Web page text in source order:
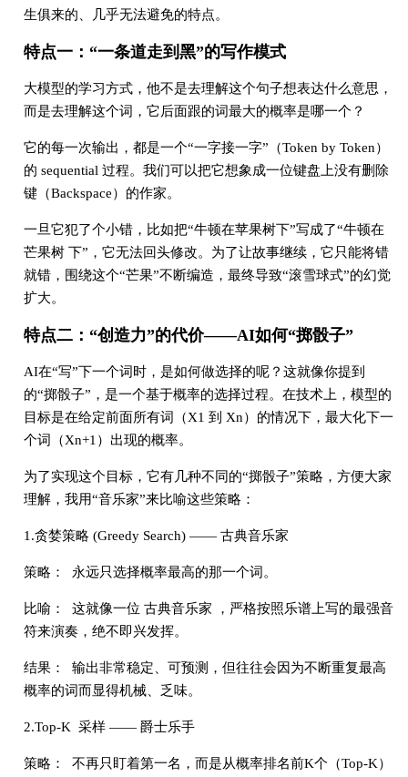
生俱来的、几乎无法避免的特点。
特点一：“一条道走到黑”的写作模式
大模型的学习方式，他不是去理解这个句子想表达什么意思，
而是去理解这个词，它后面跟的词最大的概率是哪一个？
它的每一次输出，都是一个“一字接一字”（Token by Token）
的 sequential 过程。我们可以把它想象成一位键盘上没有删除
键（Backspace）的作家。
一旦它犯了个小错，比如把“牛顿在苹果树下”写成了“牛顿在
芒果树 下”，它无法回头修改。为了让故事继续，它只能将错
就错，围绕这个“芒果”不断编造，最终导致“滚雪球式”的幻觉
扩大。
特点二：“创造力”的代价——AI如何“掷骰子”
AI在“写”下一个词时，是如何做选择的呢？这就像你提到
的“掷骰子”，是一个基于概率的选择过程。在技术上，模型的
目标是在给定前面所有词（X1 到 Xn）的情况下，最大化下一
个词（Xn+1）出现的概率。
为了实现这个目标，它有几种不同的“掷骰子”策略，方便大家
理解，我用“音乐家”来比喻这些策略：
1.贪婪策略 (Greedy Search) —— 古典音乐家
策略： 永远只选择概率最高的那一个词。
比喻： 这就像一位 古典音乐家 ，严格按照乐谱上写的最强音
符来演奏，绝不即兴发挥。
结果： 输出非常稳定、可预测，但往往会因为不断重复最高
概率的词而显得机械、乏味。
2.Top-K 采样 —— 爵士乐手
策略： 不再只盯着第一名，而是从概率排名前K个（Top-K）